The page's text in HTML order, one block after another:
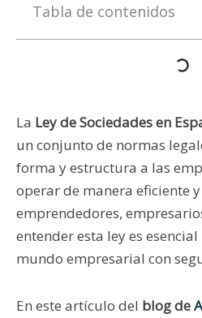
Tabla de contenidos
La Ley de Sociedades en
un conjunto de normas
forma y estructura a las
operar de manera eficiente
emprendedores,
entender esta ley es
mundo empresarial con
En este artículo del blog de